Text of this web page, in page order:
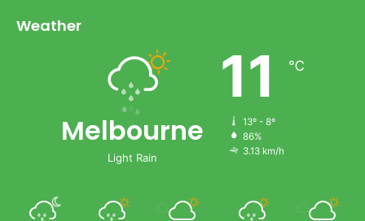
Weather
Melbourne
Light Rain
11 ℃
13º - 8º
86%
3.13 km/h